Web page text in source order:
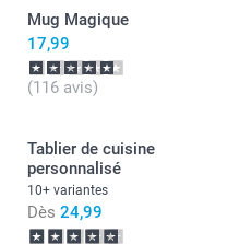
Florence@smartphoto
Mug Magique
17,99
(116 avis)
Tablier de cuisine
personnalisé
10+ variantes
Dès 24,99